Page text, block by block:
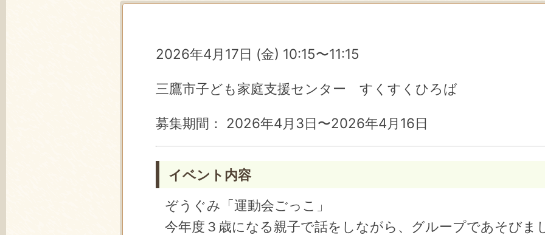
2026年4月17日 (金) 10:15〜11:15
三鷹市子ども家庭支援センター すくすくひろば
募集期間： 2026年4月3日〜2026年4月16日
イベント内容
ぞうぐみ「運動会ごっこ」
今年度３歳になる親子で話をしながら、グループであそびま